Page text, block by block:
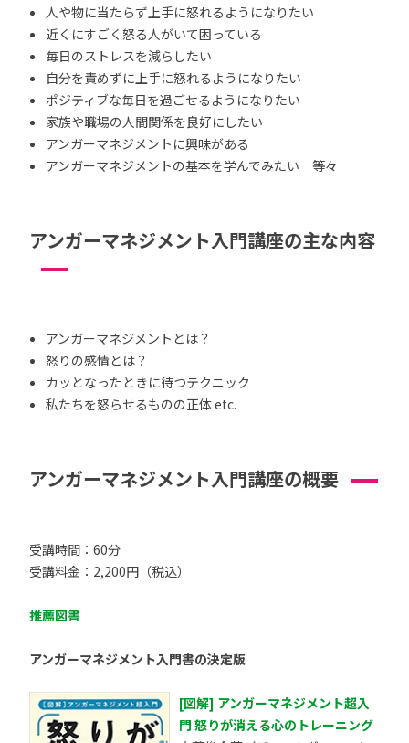
人や物に当たらず上手に怒れるようになりたい
近くにすごく怒る人がいて困っている
毎日のストレスを減らしたい
自分を責めずに上手に怒れるようになりたい
ポジティブな毎日を過ごせるようになりたい
家族や職場の人間関係を良好にしたい
アンガーマネジメントに興味がある
アンガーマネジメントの基本を学んでみたい 等々
アンガーマネジメント入門講座の主な内容
アンガーマネジメントとは？
怒りの感情とは？
カッとなったときに待つテクニック
私たちを怒らせるものの正体 etc.
アンガーマネジメント入門講座の概要
受講時間：60分
受講料金：2,200円（税込）
推薦図書
アンガーマネジメント入門書の決定版
[図解] アンガーマネジメント超入
門 怒りが消える心のトレーニング